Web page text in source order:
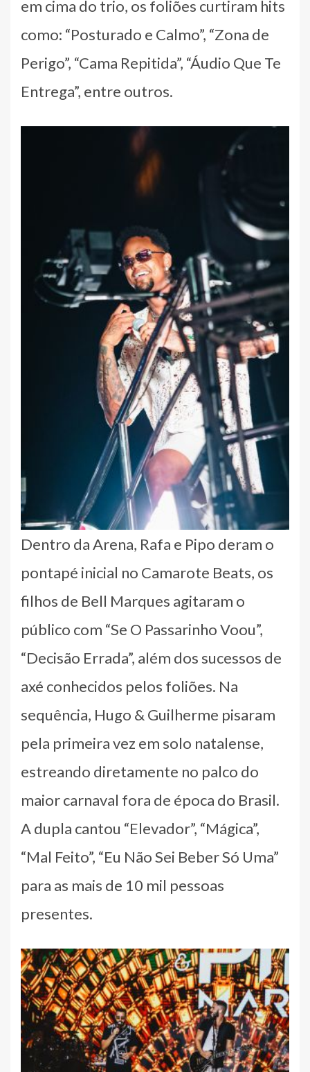
em cima do trio, os foliões curtiram hits
como: “Posturado e Calmo”, “Zona de
Perigo”, “Cama Repitida”, “Áudio Que Te
Entrega”, entre outros.
Dentro da Arena, Rafa e Pipo deram o
pontapé inicial no Camarote Beats, os
filhos de Bell Marques agitaram o
público com “Se O Passarinho Voou”,
“Decisão Errada”, além dos sucessos de
axé conhecidos pelos foliões. Na
sequência, Hugo & Guilherme pisaram
pela primeira vez em solo natalense,
estreando diretamente no palco do
maior carnaval fora de época do Brasil.
A dupla cantou “Elevador”, “Mágica”,
“Mal Feito”, “Eu Não Sei Beber Só Uma”
para as mais de 10 mil pessoas
presentes.